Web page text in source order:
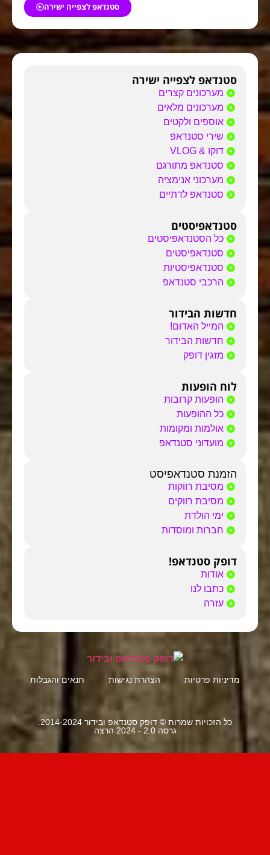
סטנדאפ לצפייה ישירה
סטנדאפ לצפייה ישירה
מערכונים קצרים
מערכונים מלאים
אוספים ולקטים
שירי סטנדאפ
דוקו & VLOG
סטנדאפ מתורגם
מערכוני אנימציה
סטנדאפ לדתיים
סטנדאפיסטים
כל הסטנדאפיסטים
סטנדאפיסטים
סטנדאפיסטיות
הרכבי סטנדאפ
חדשות הבידור
המייל האדום!
חדשות הבידור
מזגין דופק
לוח הופעות
הופעות קרובות
כל ההופעות
אולמות ומקומות
מועדוני סטנדאפ
הזמנת סטנדאפיסט
מסיבת רווקות
מסיבת רווקים
ימי הולדת
חברות ומוסדות
דופק סטנדאפ!
אודות
כתבו לנו
עזרה
מדיניות פרטיות הצהרת נגישות תנאים והגבלות
כל הזכויות שמרות © דופק סטנדאפ ובידור 2014-2024.
גרסה 2.0 - 2024 הרצה